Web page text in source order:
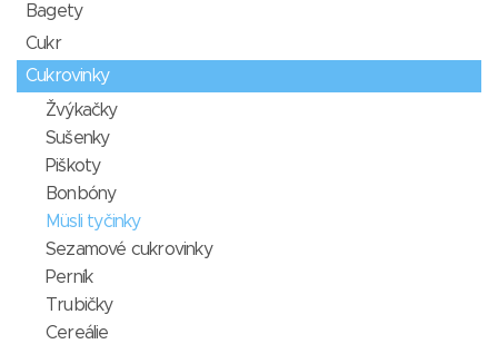
Bagety
Cukr
Cukrovinky
Žvýkačky
Sušenky
Piškoty
Bonbóny
Müsli tyčinky
Sezamové cukrovinky
Perník
Trubičky
Cereálie